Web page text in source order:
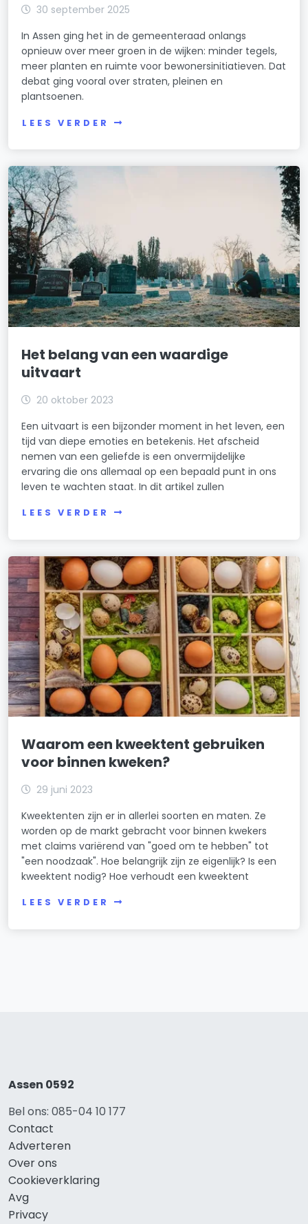
30 september 2025
In Assen ging het in de gemeenteraad onlangs
opnieuw over meer groen in de wijken: minder tegels,
meer planten en ruimte voor bewonersinitiatieven. Dat
debat ging vooral over straten, pleinen en
plantsoenen.
LEES VERDER
Het belang van een waardige
uitvaart
20 oktober 2023
Een uitvaart is een bijzonder moment in het leven, een
tijd van diepe emoties en betekenis. Het afscheid
nemen van een geliefde is een onvermijdelijke
ervaring die ons allemaal op een bepaald punt in ons
leven te wachten staat. In dit artikel zullen
LEES VERDER
Waarom een kweektent gebruiken
voor binnen kweken?
29 juni 2023
Kweektenten zijn er in allerlei soorten en maten. Ze
worden op de markt gebracht voor binnen kwekers
met claims variërend van "goed om te hebben" tot
"een noodzaak". Hoe belangrijk zijn ze eigenlijk? Is een
kweektent nodig? Hoe verhoudt een kweektent
LEES VERDER
Assen 0592
Bel ons: 085-04 10 177
Contact
Adverteren
Over ons
Cookieverklaring
Avg
Privacy